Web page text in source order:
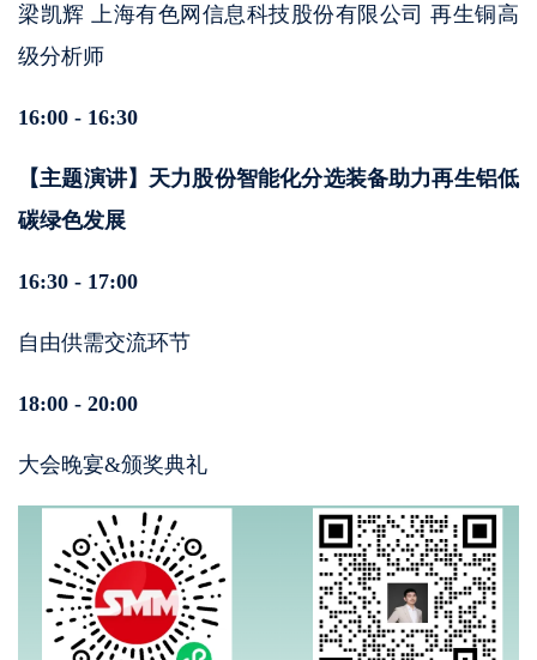
梁凯辉 上海有色网信息科技股份有限公司 再生铜高
级分析师
16:00 - 16:30
【主题演讲】 天力股份智能化分选装备助力再生铝低
碳绿色发展
16:30 - 17:00
自由供需交流环节
18:00 - 20:00
大会晚宴&颁奖典礼